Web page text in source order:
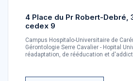
4 Place du Pr Robert-Debré,
cedex 9
Campus Hospitalo-Universitaire de
Gérontologie Serre Cavalier - Hopital
réadaptation, de rééducation et